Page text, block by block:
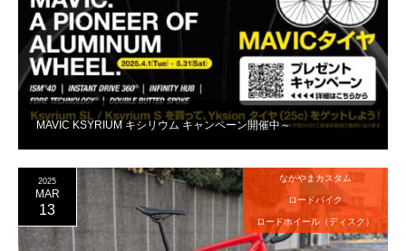
MAVIC KSYRIUM キシリウム キャンペーン開催中～
2025
MAR
13
なかやまカスタム
ロードバイク
ロードホイール（ディスク）